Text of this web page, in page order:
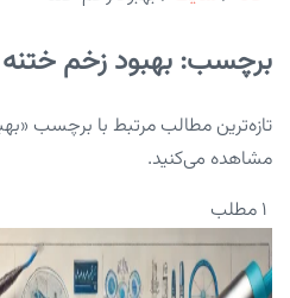
برچسب: بهبود زخم
تازه‌ترین مطالب مرتبط با برچسب
مشاهده می‌کنید.
۱ مطلب